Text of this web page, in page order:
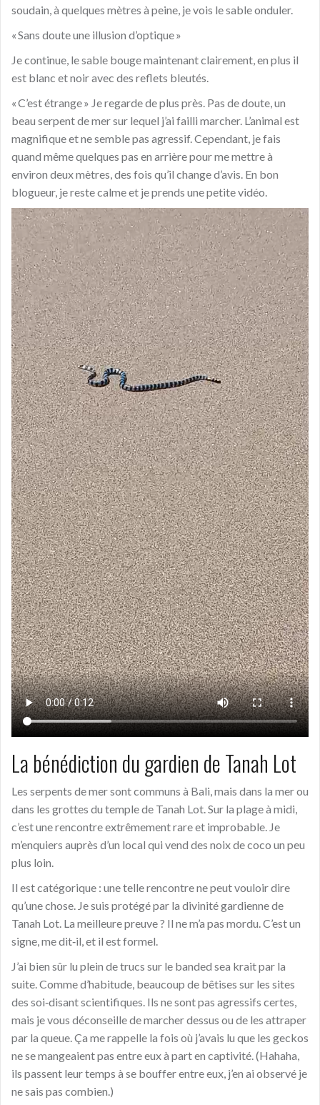
soudain, à quelques mètres à peine, je vois le sable onduler.
« Sans doute une illusion d’optique »
Je continue, le sable bouge maintenant clairement, en plus il
est blanc et noir avec des reflets bleutés.
« C’est étrange » Je regarde de plus près. Pas de doute, un
beau serpent de mer sur lequel j’ai failli marcher. L’animal est
magnifique et ne semble pas agressif. Cependant, je fais
quand même quelques pas en arrière pour me mettre à
environ deux mètres, des fois qu’il change d’avis. En bon
blogueur, je reste calme et je prends une petite vidéo.
La bénédiction du gardien de Tanah Lot
Les serpents de mer sont communs à Bali, mais dans la mer ou
dans les grottes du temple de Tanah Lot. Sur la plage à midi,
c’est une rencontre extrêmement rare et improbable. Je
m’enquiers auprès d’un local qui vend des noix de coco un peu
plus loin.
Il est catégorique : une telle rencontre ne peut vouloir dire
qu’une chose. Je suis protégé par la divinité gardienne de
Tanah Lot. La meilleure preuve ? Il ne m’a pas mordu. C’est un
signe, me dit‑il, et il est formel.
J’ai bien sûr lu plein de trucs sur le banded sea krait par la
suite. Comme d’habitude, beaucoup de bêtises sur les sites
des soi‑disant scientifiques. Ils ne sont pas agressifs certes,
mais je vous déconseille de marcher dessus ou de les attraper
par la queue. Ça me rappelle la fois où j’avais lu que les geckos
ne se mangeaient pas entre eux à part en captivité. (Hahaha,
ils passent leur temps à se bouffer entre eux, j’en ai observé je
ne sais pas combien.)